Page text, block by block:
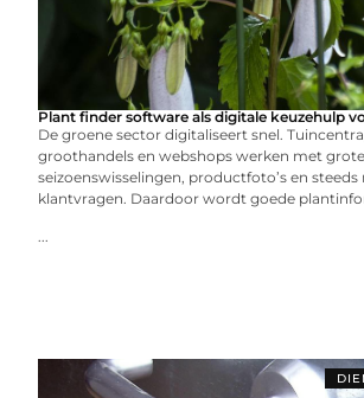
Plant finder software als digitale keuzehulp
De groene sector digitaliseert snel.
groothandels en webshops werken met
seizoenswisselingen, productfoto’s en
klantvragen. Daardoor wordt goede
...